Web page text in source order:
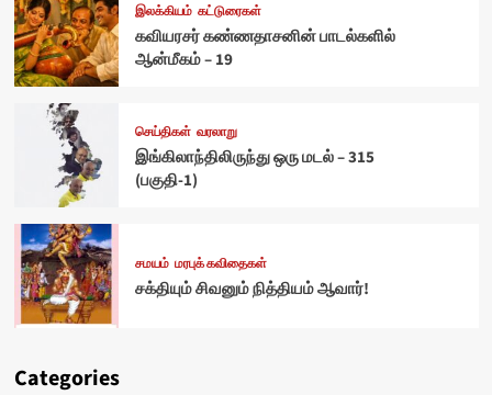
இலக்கியம் கட்டுரைகள்
கவியரசர் கண்ணதாசனின் பாடல்களில்
ஆன்மீகம் – 19
செய்திகள் வரலாறு
இங்கிலாந்திலிருந்து ஒரு மடல் – 315
(பகுதி-1)
சமயம் மரபுக் கவிதைகள்
சக்தியும் சிவனும் நித்தியம் ஆவார்!
Categories